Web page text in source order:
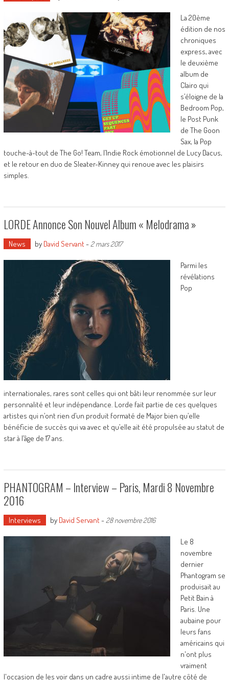
La 20ème
édition de nos
chroniques
express, avec
le deuxième
album de
Clairo qui
s’éloigne de la
Bedroom Pop,
le Post Punk
de The Goon
Sax, la Pop
touche-à-tout de The Go! Team, l’Indie Rock émotionnel de Lucy Dacus,
et le retour en duo de Sleater-Kinney qui renoue avec les plaisirs
simples.
LORDE Annonce Son Nouvel Album « Melodrama »
News by David Servant- 2 mars 2017
Parmi les
révélations
Pop
internationales, rares sont celles qui ont bâti leur renommée sur leur
personnalité et leur indépendance. Lorde fait partie de ces quelques
artistes qui n’ont rien d’un produit formaté de Major bien qu’elle
bénéficie de succès qui va avec et qu’elle ait été propulsée au statut de
star à l’âge de 17 ans.
PHANTOGRAM – Interview – Paris, Mardi 8 Novembre
2016
Interviews by David Servant- 28 novembre 2016
Le 8
novembre
dernier
Phantogram se
produisait au
Petit Bain à
Paris. Une
aubaine pour
leurs fans
américains qui
n'ont plus
vraiment
l'occasion de les voir dans un cadre aussi intime de l'autre côté de